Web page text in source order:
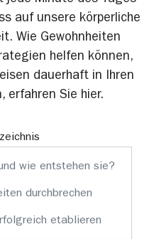
auf unsere körperliche
Wie Gewohnheiten
helfen können,
dauerhaft in Ihren
erfahren Sie hier.
wie entstehen sie?
durchbrechen
etablieren